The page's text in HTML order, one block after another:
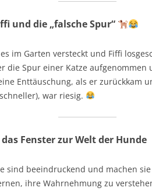
und die „falsche Spur“
im Garten versteckt und Fiffi
die Spur einer Katze aufgenommen
Enttäuschung, als er zurückkam
war riesig.
Fenster zur Welt der Hunde
sind beeindruckend und machen
ihre Wahrnehmung zu